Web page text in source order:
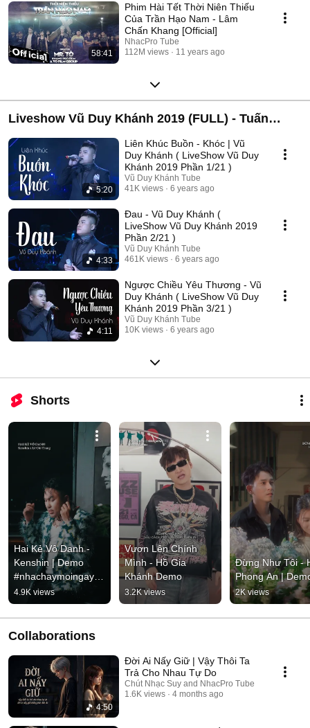
58:41
Phim Hài Tết Thời Niên Thiếu
Của Trần Hạo Nam - Lâm
Chấn Khang [Official]
NhacPro Tube
112M views
11 years ago
Liveshow Vũ Duy Khánh 2019 (FULL) - Tuấn
Hưng , Đạt G , Dương Hoàng Yến
5:20
Liên Khúc Buồn - Khóc | Vũ
Duy Khánh ( LiveShow Vũ Duy
Khánh 2019 Phần 1/21 )
Vũ Duy Khánh Tube
41K views
6 years ago
4:33
Đau - Vũ Duy Khánh (
LiveShow Vũ Duy Khánh 2019
Phần 2/21 )
Vũ Duy Khánh Tube
461K views
6 years ago
4:11
Ngược Chiều Yêu Thương - Vũ
Duy Khánh ( LiveShow Vũ Duy
Khánh 2019 Phần 3/21 )
Vũ Duy Khánh Tube
10K views
6 years ago
Shorts
Hai Kẻ Vô Danh -
Kenshin | Demo
#nhachaymoingay
#tamtrang
4.9K views
Vươn Lên Chính
Mình - Hồ Gia
Khánh Demo
3.2K views
Đừng Như Tôi -
Phong An |
2K views
Collaborations
4:50
Đời Ai Nấy Giữ | Vậy Thôi Ta
Trả Cho Nhau Tự Do
Chút Nhạc Suy and NhacPro Tube
1.6K views
4 months ago